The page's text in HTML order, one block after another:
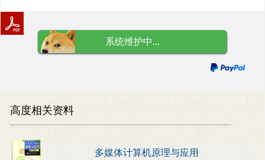
系统维护中...
高度相关资料
多媒体计算机原理与应用